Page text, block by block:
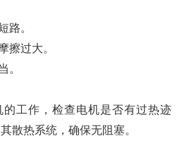
路。
擦过大。
。
的工作，检查电机是否有过热迹
散热系统，确保无阻塞。